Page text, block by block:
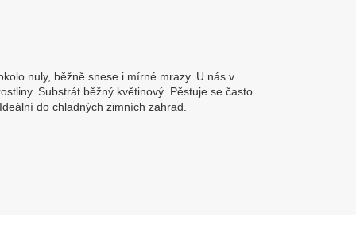
nuly, běžně snese i mírné mrazy. U nás v
Substrát běžný květinový. Pěstuje se často
do chladných zimních zahrad.